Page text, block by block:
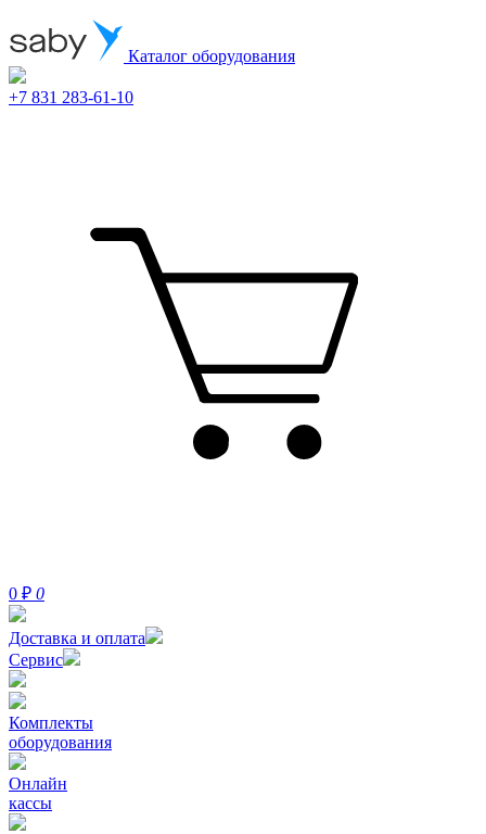
Каталог оборудования
+7 831 283-61-10
0 ₽ 0
Доставка и оплата
Сервис
Комплекты
оборудования
Онлайн
кассы